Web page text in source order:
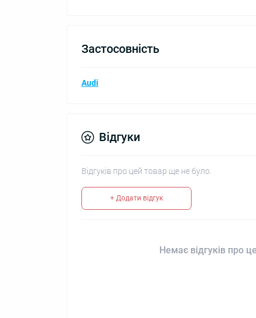
Застосовність
Audi
Відгуки
Відгуків про цей товар ще не було.
+ Додати відгук
Немає відгуків про